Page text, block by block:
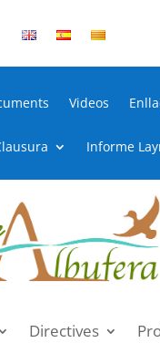
Videos
Informe
Directives